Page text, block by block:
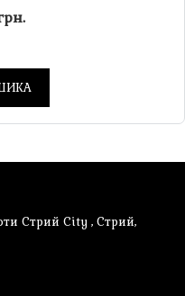
Стрий City , Стрий,